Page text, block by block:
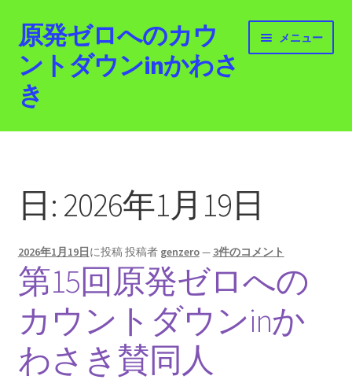
ナ
ビ
ゲ
ー
シ
キ
ッ
プ
コ
ン
テ
ン
ツ
プ
原発ゼロへのカウ
ントダウンinかわさ
き
メニュー
ホーム
活動紹介
2012.3.11 「原発ゼロへのカウントダウンinかわさ
き」「原発ゼロへの行進！誰でもデモ！」
原発ゼロ金曜日行動 inかわさき
2013.3.10 第２回原発ゼロへのカウントダウンinかわ
さき 集会
日: 2026年1月19日
2026年1月19日に投稿投稿者 genzero— 3件のコメント
第15回原発ゼロへの
カウントダウンinか
わさき賛同人